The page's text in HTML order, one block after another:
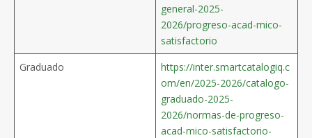
general-2025-
2026/progreso-acad-mico-
satisfactorio
Graduado
https://inter.smartcatalogiq.c
om/en/2025-2026/catalogo-
graduado-2025-
2026/normas-de-progreso-
acad-mico-satisfactorio-